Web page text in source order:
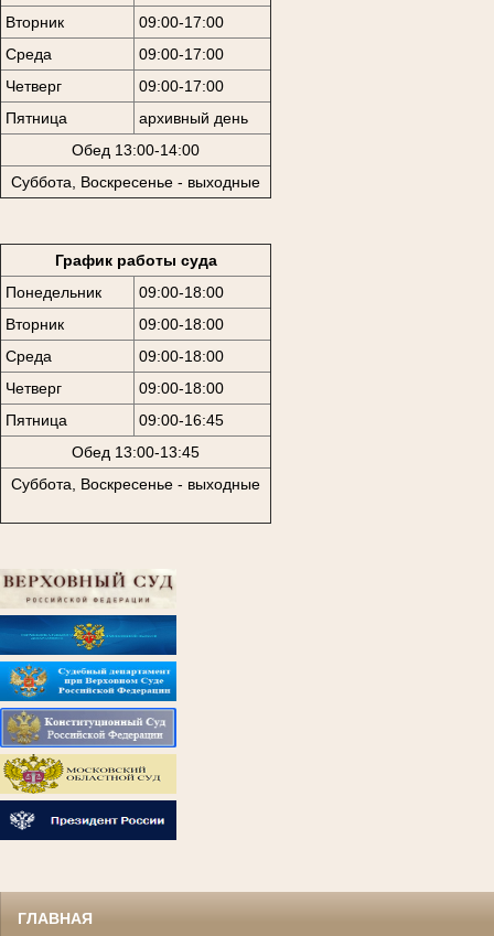
Вторник
09:00-17:00
Среда
09:00-17:00
Четверг
09:00-17:00
Пятница
архивный день
Обед 13:00-14:00
Суббота, Воскресенье - выходные
График работы суда
Понедельник
09:00-18:00
Вторник
09:00-18:00
Среда
09:00-18:00
Четверг
09:00-18:00
Пятница
09:00-16:45
Обед 13:00-13:45
Суббота, Воскресенье - выходные
ГЛАВНАЯ